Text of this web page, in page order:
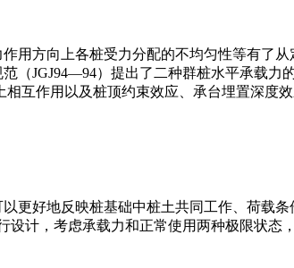
用方向上各桩受力分配的不均匀性等有了
（JGJ94—94）提出了二种群桩水平承载力
互作用以及桩顶约束效应、承台埋置深度
更好地反映桩基础中桩土共同工作、荷载条
计，考虑承载力和正常使用两种极限状态